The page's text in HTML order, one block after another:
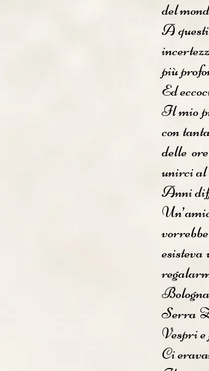
del
A questi
più
Ed
Il mio
con
delle
unirci al
Anni
Serra
Vespri
Ci